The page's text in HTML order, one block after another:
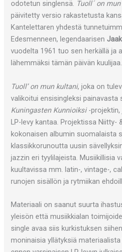
odotetun singlensä. Tuoll´ on
päivitetty versio rakastetusta
Kantelettaren yhdestä
Edesmenneen, legendaarisen
vuodelta 1961 tuo sen herkällä ja
lähemmäksi tämän päivän kuulijaa.
Tuoll’ on mun kultani, joka on
valikoitui ensisingleksi painavasta
Kuningasten Kunnioiksi-projektin,
LP-levy kantaa. Projektissa Niitty-
kokonaisen albumin suomalaista
klassikkorunoutta uusin
jazzin eri tyylilajeista. Musiikillisia
kuultavissa mm. latin-, vintage-,
runojen sisällön ja rytmiikan
Materiaali on saanut suurta
yleisön että musiikkialan
single avaa siis kurkistuksen
moninaisia yllätyksiä